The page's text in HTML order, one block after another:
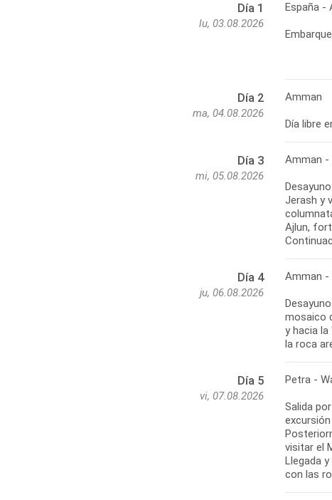
Día 1
lu, 03.08.2026
España -
Día 2
ma, 04.08.2026
Amman
Día libre
Día 3
mi, 05.08.2026
Amman -
Jerash y
Ajlun,
Día 4
ju, 06.08.2026
Amman -
mosaico
y hacia
la roca
Día 5
vi, 07.08.2026
Petra -
Salida
visitar el
Llegada
con las